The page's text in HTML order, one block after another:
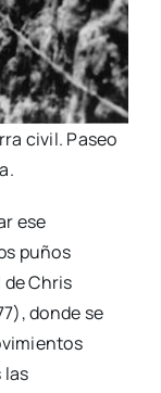
civil. Paseo
ese
puños
Chris
donde se
las